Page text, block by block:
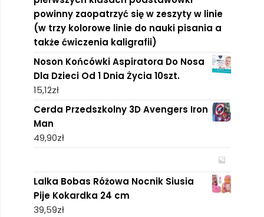
powinny zaopatrzyć się w zeszyty w linie
(w trzy kolorowe linie do nauki pisania a
także ćwiczenia kaligrafii)
Noson Końcówki Aspiratora Do Nosa
Dla Dzieci Od 1 Dnia Życia 10szt.
15,12zł
Cerda Przedszkolny 3D Avengers Iron
Man
49,90zł
Lalka Bobas Różowa Nocnik Siusia
Pije Kokardka 24 cm
39,59zł